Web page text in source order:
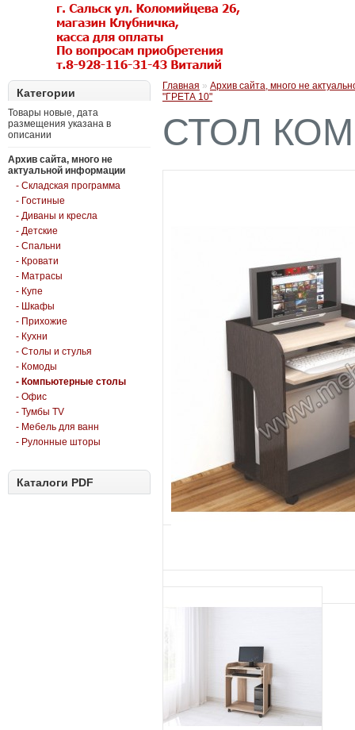
Категории
Товары новые, дата
размещения указана в
описании
Архив сайта, много не
актуальной информации
- Складская программа
- Гостиные
- Диваны и кресла
- Детские
- Спальни
- Кровати
- Матрасы
- Купе
- Шкафы
- Прихожие
- Кухни
- Столы и стулья
- Комоды
- Компьютерные столы
- Офис
- Тумбы TV
- Мебель для ванн
- Рулонные шторы
Каталоги PDF
Главная » Архив сайта, много не
"ГРЕТА 10"
СТОЛ